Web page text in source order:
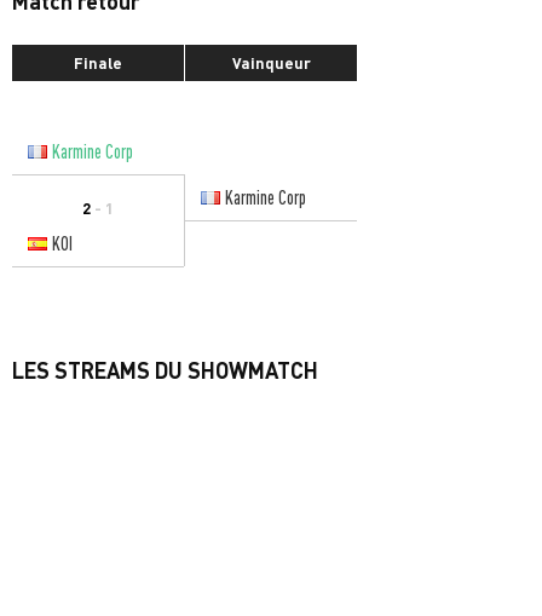
Finale Vainqueur
Karmine Corp
2 - 1
Karmine Corp
KOI
LES STREAMS DU SHOWMATCH